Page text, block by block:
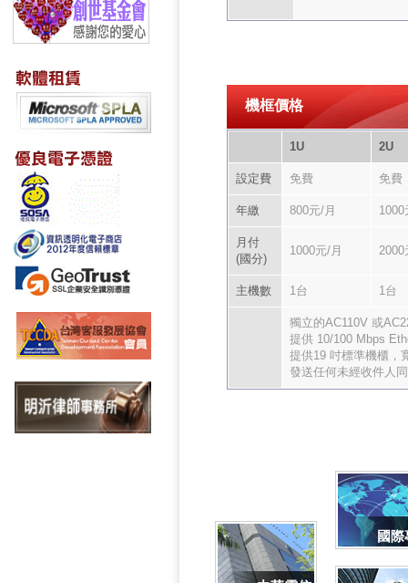
機框價格
1U 2U
設定費 免費 免費
年繳 800元/月 1000
月付
(國分)
1000元/月 2000
主機數 1台 1台
獨立的AC110V 或
提供 10/100 Mbps
提供19 吋標準機櫃，
發送任何未經收件人
國